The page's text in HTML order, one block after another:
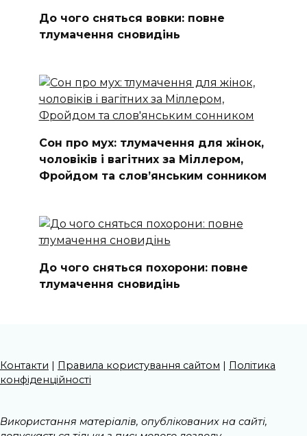
До чого сняться вовки: повне
тлумачення сновидінь
Сон про мух: тлумачення для жінок,
чоловіків і вагітних за Міллером,
Фройдом та слов’янським сонником
До чого сняться похорони: повне
тлумачення сновидінь
Контакти Правила користування сайтом
Політика
конфіденційності
Використання матеріалів, опублікованих на сайті,